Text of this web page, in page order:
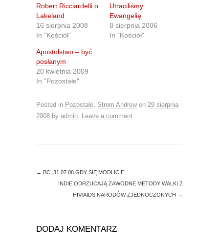
h
a
r
e
o
n
T
i
t
t
e
r
(
e
n
s
d
a
e
o
c
e
o
o
p
e
n
n
d
o
w
)
Robert Ricciardelli o
Lakeland
16 sierpnia 2008
In "Kościół"
Utraciliśmy
Ewangelię
8 sierpnia 2006
In "Kościół"
Apostolstwo – być
posłanym
20 kwietnia 2009
In "Pozostałe"
Posted in Pozostałe, Strom Andrewon 29 sierpnia
2008 by admin. Leave a comment
← BC_31.07.08 GDY SIĘ MODLICIE
INDIE ODRZUCAJĄ ZAWODNE METODY WALKI Z
HIV/AIDS NARODÓW ZJEDNOCZONYCH →
DODAJ KOMENTARZ